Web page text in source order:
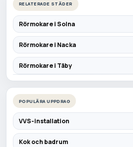
RELATERADE STÄDER
Rörmokare i Solna
Rörmokare i Nacka
Rörmokare i Täby
POPULÄRA UPPDRAG
VVS-installation
Kok och badrum